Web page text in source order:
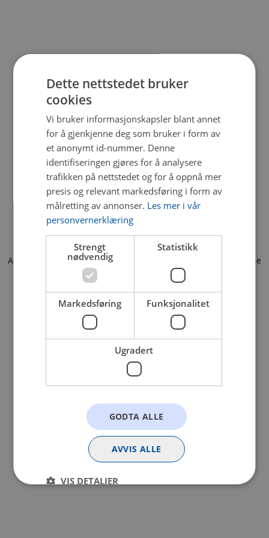
Application error: a client-side exception has occurred (see the
browser console for more information).
Dette nettstedet bruker
cookies
Vi bruker informasjonskapsler blant annet
for å gjenkjenne deg som bruker i form av
et anonymt id-nummer. Denne
identifiseringen gjøres for å analysere
trafikken på nettstedet og for å oppnå mer
presis og relevant markedsføring i form av
målretting av annonser. Les mer i vår
personvernerklæring
Strengt
nødvendig
Statistikk
Markedsføring Funksjonalitet
Ugradert
GODTA ALLE
AVVIS ALLE
VIS DETALJER